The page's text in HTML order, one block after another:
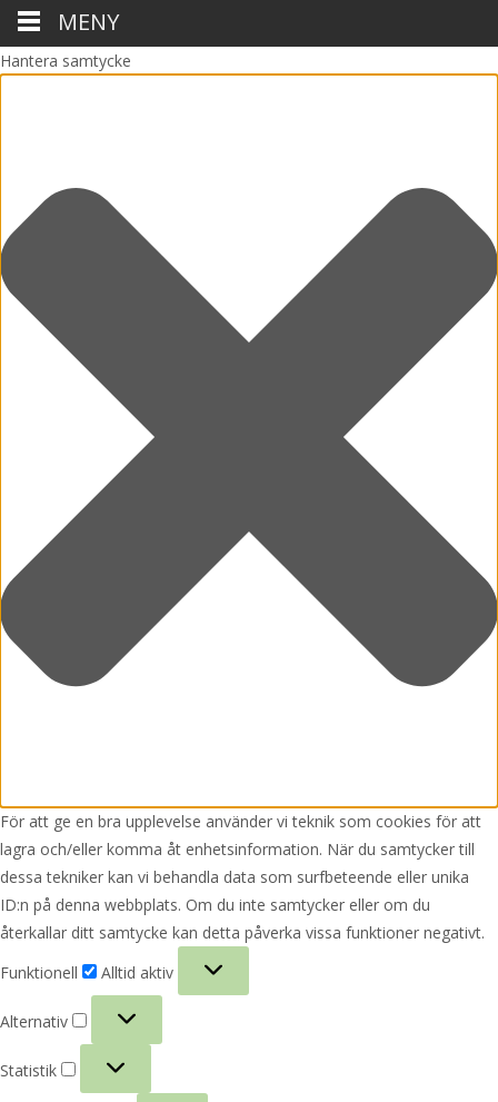
Hantera samtycke
För att ge en bra upplevelse använder vi teknik som cookies för att
lagra och/eller komma åt enhetsinformation. När du samtycker till
dessa tekniker kan vi behandla data som surfbeteende eller unika
ID:n på denna webbplats. Om du inte samtycker eller om du
återkallar ditt samtycke kan detta påverka vissa funktioner negativt.
Funktionell
Alltid aktiv
Alternativ
Statistik
MENY